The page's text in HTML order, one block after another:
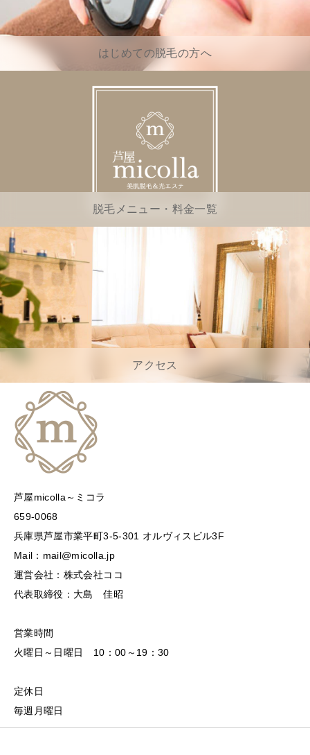
はじめての脱毛の方へ
脱毛メニュー・料金一覧
アクセス
芦屋micolla～ミコラ
659-0068
兵庫県芦屋市業平町3-5-301 オルヴィスビル3F
Mail：mail@micolla.jp
運営会社：株式会社ココ
代表取締役：大島 佳昭
営業時間
火曜日～日曜日 10：00～19：30
定休日
毎週月曜日